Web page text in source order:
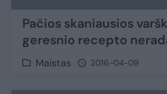
Pačios skaniausios
geresnio recepto
Maistas 2016-04-09